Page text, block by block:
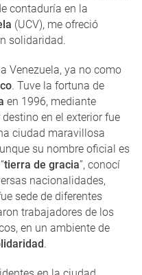
contaduría en la
(UCV), me ofreció
solidaridad.
Venezuela, ya no como
. Tuve la fortuna de
en 1996, mediante
en el exterior fue
ciudad maravillosa
su nombre oficial es
tierra de gracia”, conocí
nacionalidades,
sede de diferentes
trabajadores de los
en un ambiente de
.